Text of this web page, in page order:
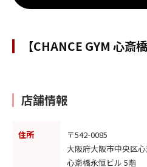
【CHANCE GYM 心斎橋
店舗情報
住所
〒542-0085
大阪府大阪市中央区
心斎橋永恒ビル 5階